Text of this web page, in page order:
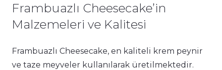
Frambuazlı Cheesecake’in
Malzemeleri ve Kalitesi
Frambuazlı Cheesecake, en kaliteli krem peynir
ve taze meyveler kullanılarak üretilmektedir.